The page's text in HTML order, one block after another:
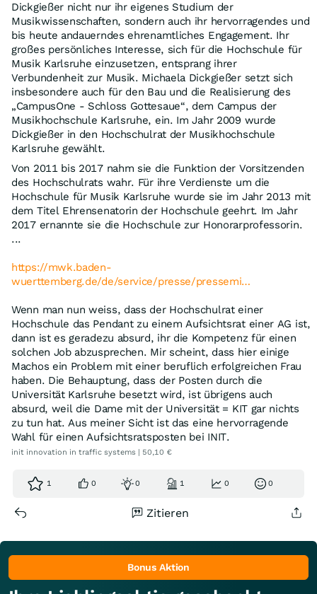
Dickgießer nicht nur ihr eigenes Studium der
Musikwissenschaften, sondern auch ihr hervorragendes und
bis heute andauerndes ehrenamtliches Engagement. Ihr
großes persönliches Interesse, sich für die Hochschule für
Musik Karlsruhe einzusetzen, entsprang ihrer
Verbundenheit zur Musik. Michaela Dickgießer setzt sich
insbesondere auch für den Bau und die Realisierung des
„CampusOne - Schloss Gottesaue“, dem Campus der
Musikhochschule Karlsruhe, ein. Im Jahr 2009 wurde
Dickgießer in den Hochschulrat der Musikhochschule
Karlsruhe gewählt.
Von 2011 bis 2017 nahm sie die Funktion der Vorsitzenden
des Hochschulrats wahr. Für ihre Verdienste um die
Hochschule für Musik Karlsruhe wurde sie im Jahr 2013 mit
dem Titel Ehrensenatorin der Hochschule geehrt. Im Jahr
2017 ernannte sie die Hochschule zur Honorarprofessorin.
...
https://mwk.baden-
wuerttemberg.de/de/service/presse/pressemi…
Wenn man nun weiss, dass der Hochschulrat einer
Hochschule das Pendant zu einem Aufsichtsrat einer AG ist,
dann ist es geradezu absurd, ihr die Kompetenz für einen
solchen Job abzusprechen. Mir scheint, dass hier einige
Machos ein Problem mit einer beruflich erfolgreichen Frau
haben. Die Behauptung, dass der Posten durch die
Universität Karlsruhe besetzt wird, ist übrigens auch
absurd, weil die Dame mit der Universität = KIT gar nichts
zu tun hat. Aus meiner Sicht ist das eine hervorragende
Wahl für einen Aufsichtsratsposten bei INIT.
init innovation in traffic systems | 50,10 €
1 0 0 1 0 0
Zitieren
Bonus Aktion